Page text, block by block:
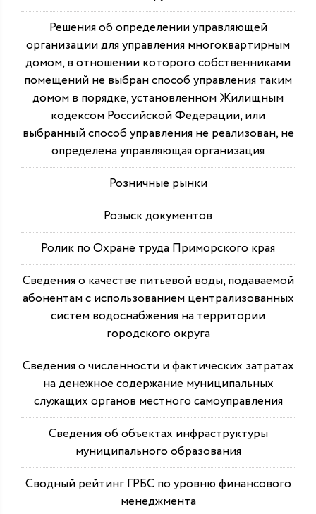
Решения об определении управляющей
организации для управления многоквартирным
домом, в отношении которого собственниками
помещений не выбран способ управления таким
домом в порядке, установленном Жилищным
кодексом Российской Федерации, или
выбранный способ управления не реализован, не
определена управляющая организация
Розничные рынки
Розыск документов
Ролик по Охране труда Приморского края
Сведения о качестве питьевой воды, подаваемой
абонентам с использованием централизованных
систем водоснабжения на территории
городского округа
Сведения о численности и фактических затратах
на денежное содержание муниципальных
служащих органов местного самоуправления
Сведения об объектах инфраструктуры
муниципального образования
Сводный рейтинг ГРБС по уровню финансового
менеджмента